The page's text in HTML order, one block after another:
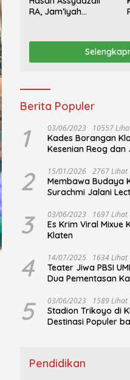
RA, Jam’iyah
Berlangsung
Berita Populer
1 03/06/2023 10557
Kades Borangan
Kesenian Reog dan
2 15/01/2026 2767 Lihat
Membawa Budaya
Surachmi Jalani
3 03/06/2023 1697 Lihat
Es Krim Viral Mixue
Klaten
4 14/07/2025 1634 Lihat
Teater Jiwa PBSI
Dua Pementasan
5 03/06/2023 1589 Lihat
Stadion Trikoyo di
Destinasi Populer
Pendidikan